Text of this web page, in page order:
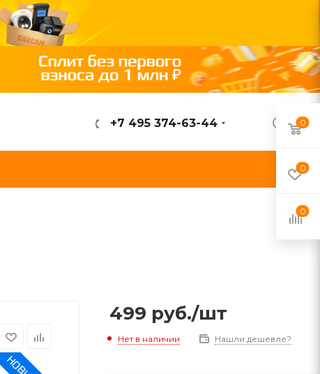
ВОЙТИ
+7 495 374-63-44
499 руб./шт
Нет в наличии Нашли дешевле?
0
0
0